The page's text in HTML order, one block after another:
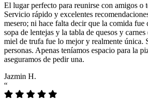
El lugar perfecto para reunirse con amigos o
Servicio rápido y excelentes
mesero; ni hace falta decir que la comida fue
sopa de lentejas y la tabla de quesos y
miel de trufa fue lo mejor y realmente única.
personas. Apenas teníamos espacio para la
aseguramos de pedir una.
Jazmin H.
“